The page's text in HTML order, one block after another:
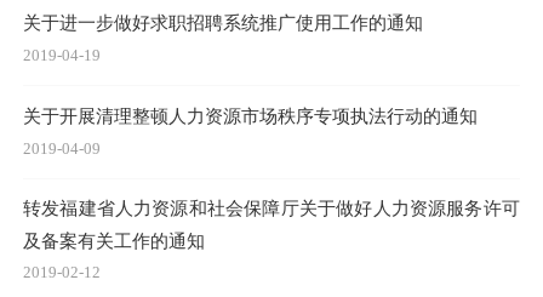
关于进一步做好求职招聘系统推广使用工作的通知
2019-04-19
关于开展清理整顿人力资源市场秩序专项执法行动的通知
2019-04-09
转发福建省人力资源和社会保障厅关于做好人力资源服务许可
及备案有关工作的通知
2019-02-12